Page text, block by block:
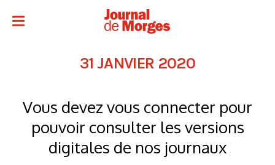
31 JANVIER 2020
Vous devez vous connecter pour
pouvoir consulter les versions
digitales de nos journaux